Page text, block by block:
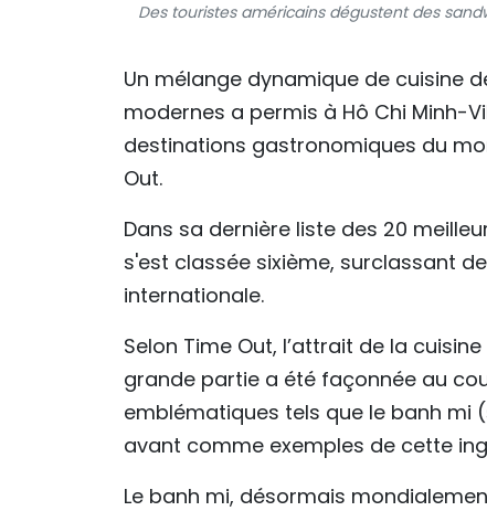
Des touristes américains dégustent des
Un mélange dynamique de cuisine
modernes a permis à Hô Chi Minh-
destinations gastronomiques du
Out.
Dans sa dernière liste des 20
s'est classée sixième, surclassant
internationale.
Selon Time Out, l’attrait de la
grande partie a été façonnée au
emblématiques tels que le banh
avant comme exemples de cette
Le banh mi, désormais